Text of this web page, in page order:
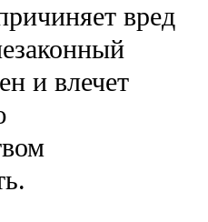
вред
и влечет